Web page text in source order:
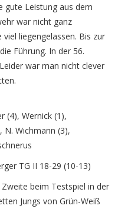
gute Leistung aus dem
war nicht ganz
liegengelassen. Bis zur
Führung. In der 56.
war man nicht clever
(4), Wernick (1),
N. Wichmann (3),
TG II 18-29 (10-13)
beim Testspiel in der
Jungs von Grün-Weiß